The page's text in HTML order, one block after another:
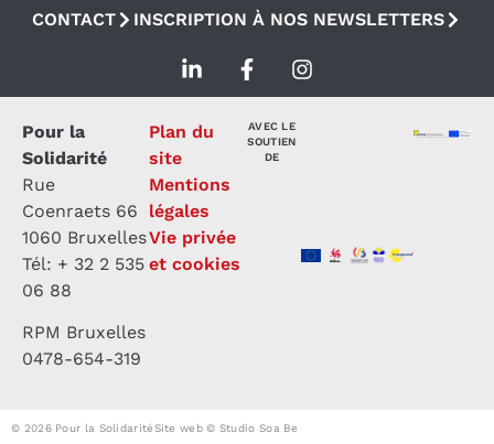
CONTACT INSCRIPTION À NOS NEWSLETTERS
Pour la
Solidarité
Rue
Coenraets 66
1060 Bruxelles
Tél: + 32 2 535
06 88
RPM Bruxelles
0478-654-319
AVEC LE
SOUTIEN
DE
Plan du
site
Mentions
légales
Vie privée
et cookies
© 2026 Pour la SolidaritéSite web © Studio Soa Be